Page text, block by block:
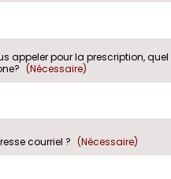
appeler pour la prescription, quel
(Nécessaire)
courriel ? (Nécessaire)